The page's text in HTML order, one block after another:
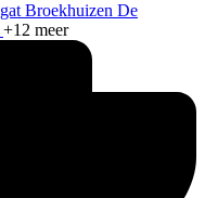
Broekhuizen De
+12 meer